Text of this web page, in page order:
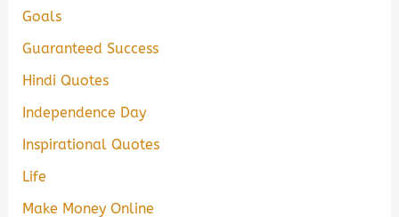
Goals
Guaranteed Success
Hindi Quotes
Independence Day
Inspirational Quotes
Life
Make Money Online